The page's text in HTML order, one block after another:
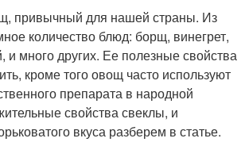
привычный для нашей страны. Из
количество блюд: борщ, винегрет,
и много других. Ее полезные свойства
кроме того овощ часто используют
препарата в народной
свойства свеклы, и
вкуса разберем в статье.